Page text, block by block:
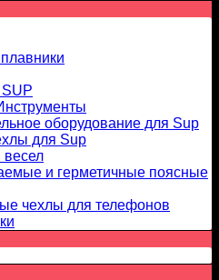
оборудование для Sup
для Sup
и герметичные поясные
чехлы для телефонов